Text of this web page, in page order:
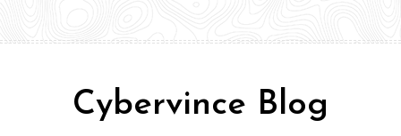
Cybervince Blog